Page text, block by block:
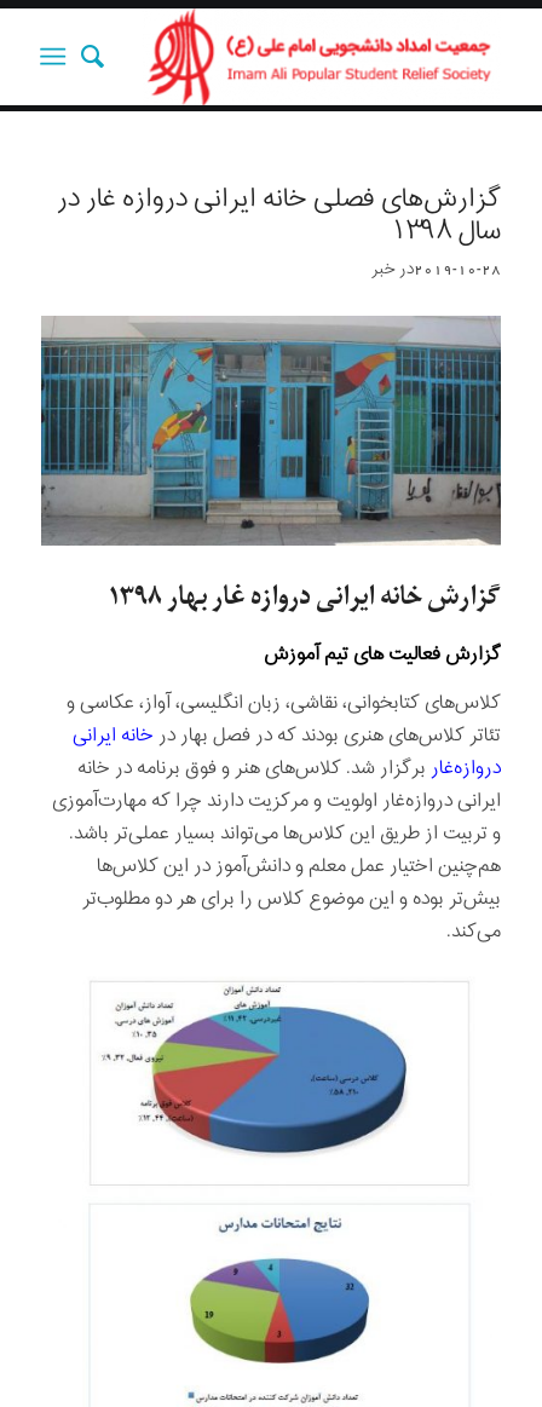
گزارش‌های فصلی خانه ایرانی دروازه غار در
سال ۱۳۹۸
2019-10-28درخبر
گزارش خانه ایرانی دروازه غار بهار ۱۳۹۸
گزارش فعالیت های تیم آموزش
کلاس‌های کتابخوانی، نقاشی، زبان انگلیسی، آواز، عکاسی و
تئاتر کلاس‌های هنری بودند که در فصل بهار درخانه ایرانی
دروازه‌غاربرگزار شد. کلاس‌های هنر و فوق برنامه در خانه
ایرانی دروازه‌غار اولویت و مرکزیت دارند چرا که مهارت‌آموزی
و تربیت از طریق این کلاس‌ها می‌تواند بسیار عملی‌تر باشد.
هم‌چنین اختیار عمل معلم و دانش‌آموز در این کلاس‌ها
بیش‌تر بوده و این موضوع کلاس را برای هر دو مطلوب‌تر
می‌کند.